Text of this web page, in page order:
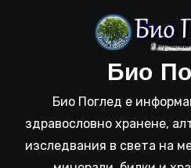
Био
Био Поглед е
здравословно хранене,
изследвания в света на